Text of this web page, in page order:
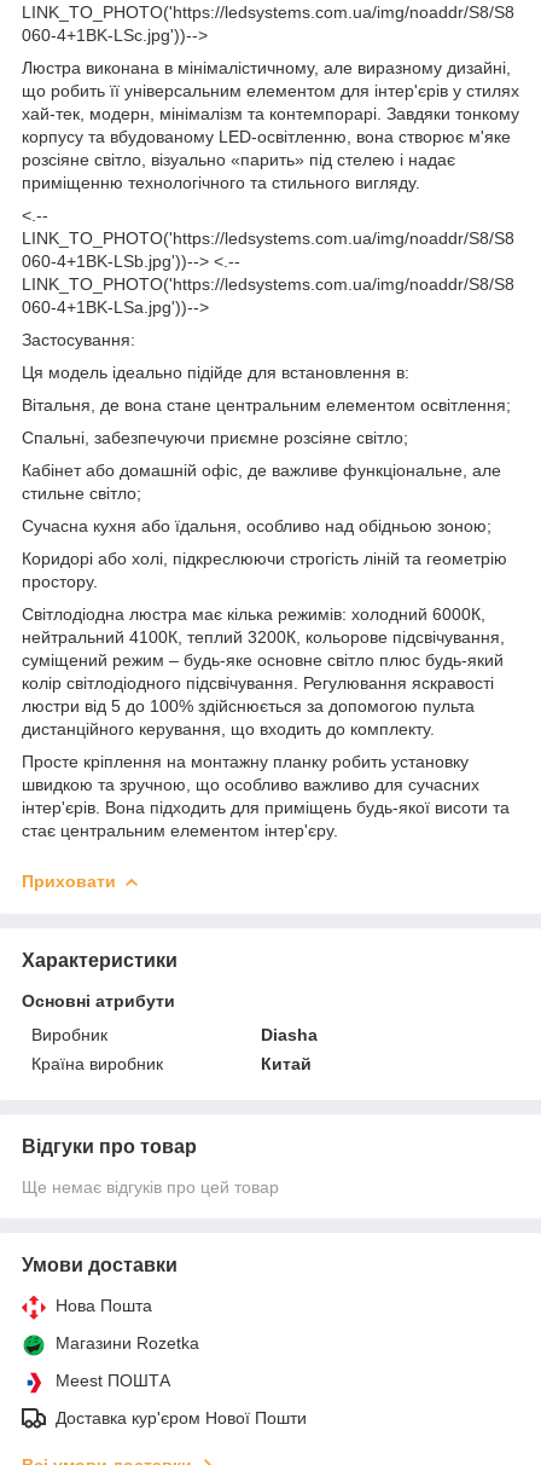
LINK_TO_PHOTO('https://ledsystems.com.ua/img/noaddr/S8/S8
060-4+1BK-LSc.jpg'))-->
Люстра виконана в мінімалістичному, але виразному дизайні,
що робить її універсальним елементом для інтер'єрів у стилях
хай-тек, модерн, мінімалізм та контемпорарі. Завдяки тонкому
корпусу та вбудованому LED-освітленню, вона створює м'яке
розсіяне світло, візуально «парить» під стелею і надає
приміщенню технологічного та стильного вигляду.
<.--
LINK_TO_PHOTO('https://ledsystems.com.ua/img/noaddr/S8/S8
060-4+1BK-LSb.jpg'))--> <.--
LINK_TO_PHOTO('https://ledsystems.com.ua/img/noaddr/S8/S8
060-4+1BK-LSa.jpg'))-->
Застосування:
Ця модель ідеально підійде для встановлення в:
Вітальня, де вона стане центральним елементом освітлення;
Спальні, забезпечуючи приємне розсіяне світло;
Кабінет або домашній офіс, де важливе функціональне, але
стильне світло;
Сучасна кухня або їдальня, особливо над обідньою зоною;
Коридорі або холі, підкреслюючи строгість ліній та геометрію
простору.
Світлодіодна люстра має кілька режимів: холодний 6000К,
нейтральний 4100К, теплий 3200К, кольорове підсвічування,
суміщений режим – будь-яке основне світло плюс будь-який
колір світлодіодного підсвічування. Регулювання яскравості
люстри від 5 до 100% здійснюється за допомогою пульта
дистанційного керування, що входить до комплекту.
Просте кріплення на монтажну планку робить установку
швидкою та зручною, що особливо важливо для сучасних
інтер'єрів. Вона підходить для приміщень будь-якої висоти та
стає центральним елементом інтер'єру.
Приховати
Характеристики
Основні атрибути
Виробник
Diasha
Країна виробник
Китай
Відгуки про товар
Ще немає відгуків про цей товар
Умови доставки
Нова Пошта
Магазини Rozetka
Meest ПОШТА
Доставка кур'єром Нової Пошти